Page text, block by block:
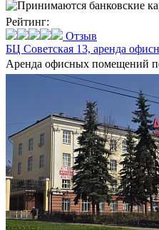
Рейтинг:
Отзыв
БЦ Советская 13, аренда
Аренда офисных помещений